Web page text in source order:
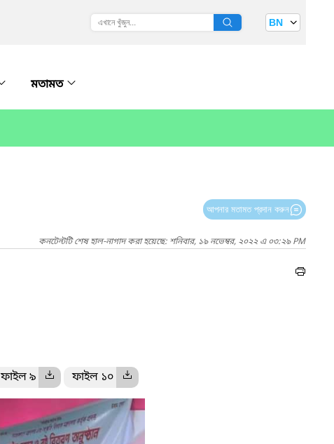
BN
মতামত
আপনার মতামত প্রদান করুন
কনটেন্টটি শেষ হাল-নাগাদ করা হয়েছে: শনিবার, ১৯ নভেম্বর, ২০২২ এ ০৩:২৯ PM
ফাইল ৯ ফাইল ১০